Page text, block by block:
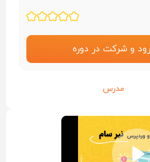
و شرکت در دوره
مدرس